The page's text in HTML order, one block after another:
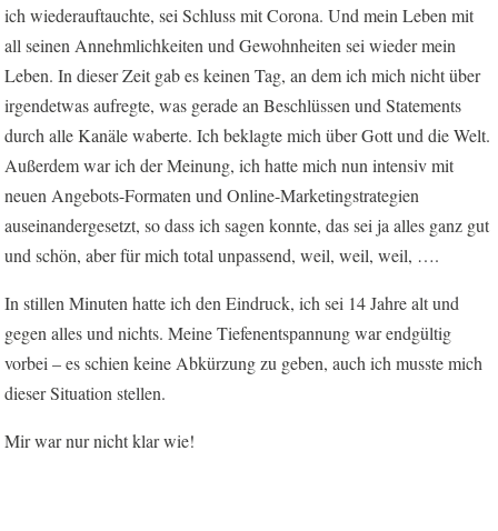
ich wiederauftauchte, sei Schluss mit Corona. Und mein Leben mit
all seinen Annehmlichkeiten und Gewohnheiten sei wieder mein
Leben. In dieser Zeit gab es keinen Tag, an dem ich mich nicht über
irgendetwas aufregte, was gerade an Beschlüssen und Statements
durch alle Kanäle waberte. Ich beklagte mich über Gott und die Welt.
Außerdem war ich der Meinung, ich hatte mich nun intensiv mit
neuen Angebots-Formaten und Online-Marketingstrategien
auseinandergesetzt, so dass ich sagen konnte, das sei ja alles ganz gut
und schön, aber für mich total unpassend, weil, weil, weil, ….
In stillen Minuten hatte ich den Eindruck, ich sei 14 Jahre alt und
gegen alles und nichts. Meine Tiefenentspannung war endgültig
vorbei – es schien keine Abkürzung zu geben, auch ich musste mich
dieser Situation stellen.
Mir war nur nicht klar wie!